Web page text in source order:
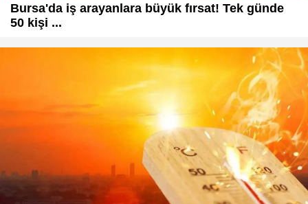
Bursa'da iş arayanlara büyük fırsat! Tek günde
50 kişi ...